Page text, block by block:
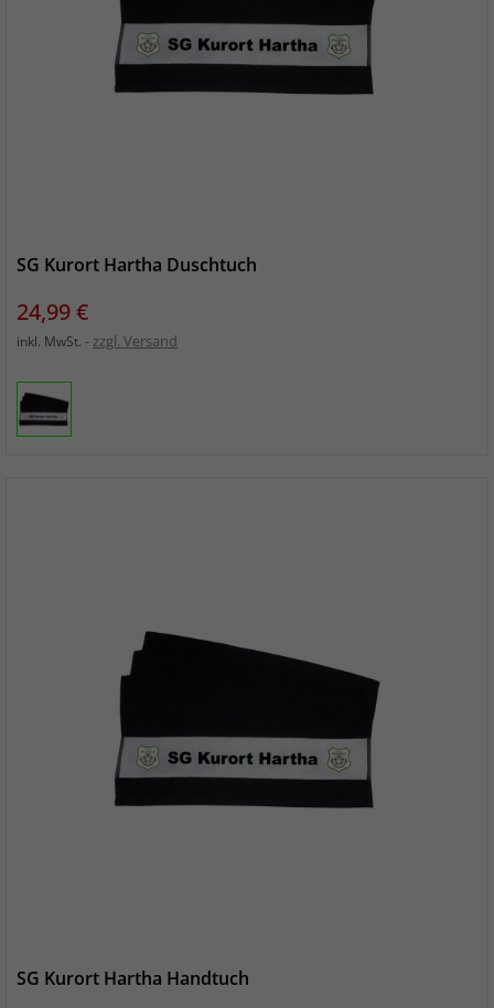
SG Kurort Hartha Duschtuch
Preis
24,99 €
inkl. MwSt. zzgl. Versand
SG Kurort Hartha Handtuch